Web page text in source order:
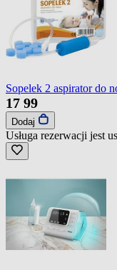
Sopelek 2 aspirator do
17 99
Dodaj
Usługa rezerwacji jest